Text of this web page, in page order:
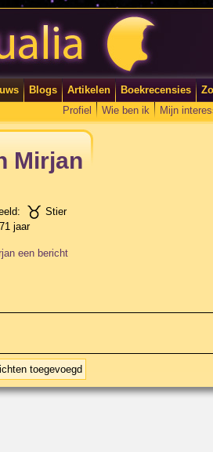
Blogs Artikelen Boekrecensies
Profiel
Wie ben ik Mijn
Mirjan
Stier
71 jaar
een bericht
toegevoegd